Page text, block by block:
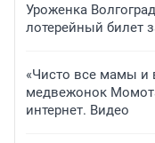
Уроженка
лотерейный билет
«Чисто все мамы и
медвежонок
интернет. Видео